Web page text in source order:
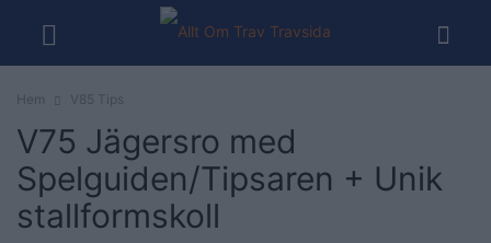
Hem V85 Tips
V75 Jägersro med
Spelguiden/Tipsaren + Unik
stallformskoll